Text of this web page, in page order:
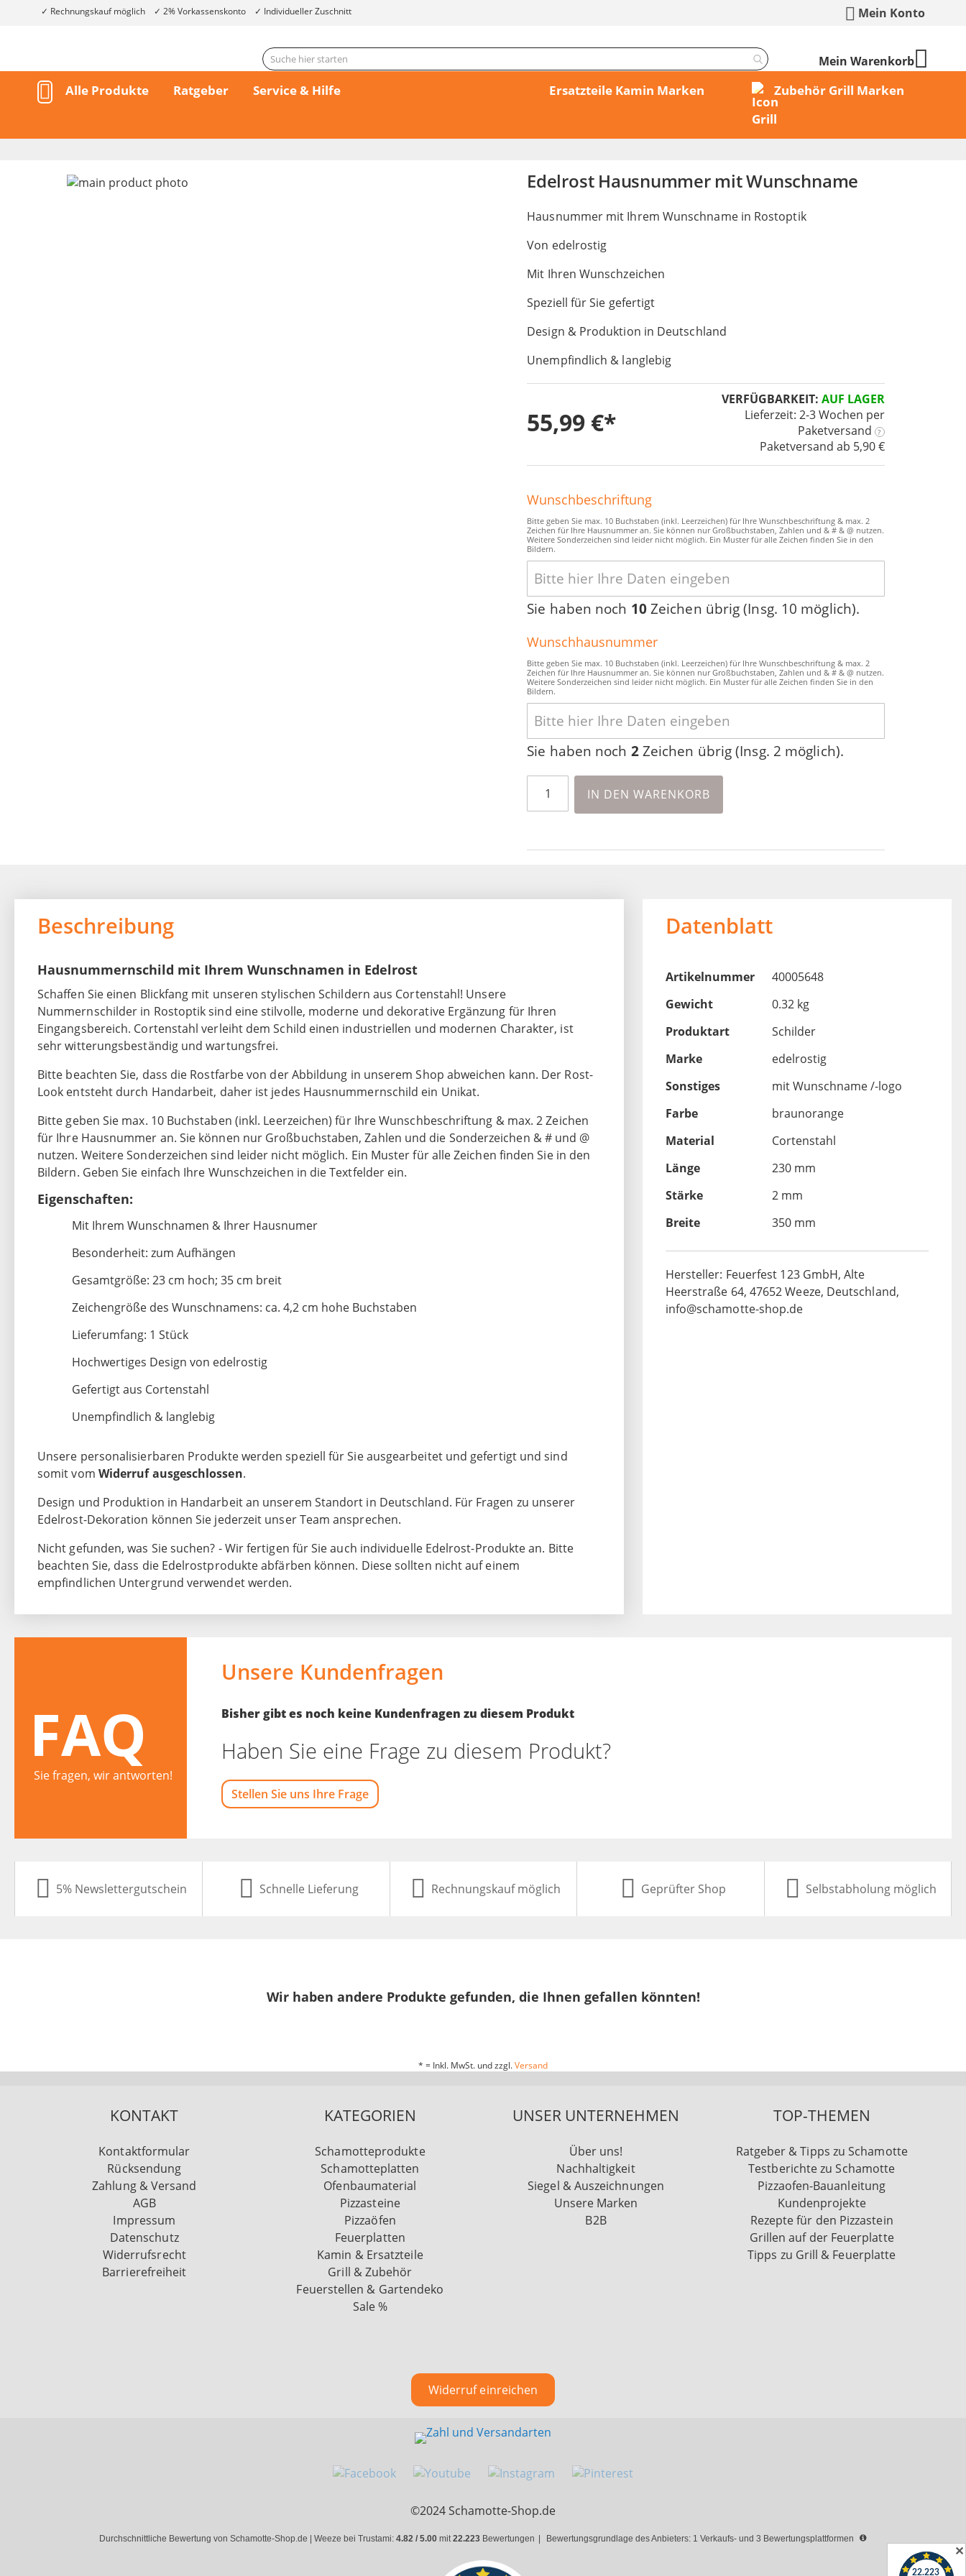
Rechnungskauf möglich 2% Vorkassenskonto Individueller Zuschnitt Mein Konto
Mein Warenkorb
Alle Produkte Ratgeber Service & Hilfe Ersatzteile Kamin Marken Zubehör Grill Marken
Edelrost Hausnummer mit Wunschname
Hausnummer mit Ihrem Wunschname in Rostoptik
Von edelrostig
Mit Ihren Wunschzeichen
Speziell für Sie gefertigt
Design & Produktion in Deutschland
Unempfindlich & langlebig
VERFÜGBARKEIT: AUF LAGER
Lieferzeit: 2-3 Wochen per
Paketversand
?
Paketversand ab 5,90 €
55,99 €
Wunschbeschriftung
Bitte geben Sie max. 10 Buchstaben (inkl. Leerzeichen) für Ihre Wunschbeschriftung & max. 2
Zeichen für Ihre Hausnummer an. Sie können nur Großbuchstaben, Zahlen und & # & @ nutzen.
Weitere Sonderzeichen sind leider nicht möglich. Ein Muster für alle Zeichen finden Sie in den
Bildern.
Sie haben noch 10Zeichen übrig (Insg. 10 möglich).
Wunschhausnummer
Bitte geben Sie max. 10 Buchstaben (inkl. Leerzeichen) für Ihre Wunschbeschriftung & max. 2
Zeichen für Ihre Hausnummer an. Sie können nur Großbuchstaben, Zahlen und & # & @ nutzen.
Weitere Sonderzeichen sind leider nicht möglich. Ein Muster für alle Zeichen finden Sie in den
Bildern.
Sie haben noch 2Zeichen übrig (Insg. 2 möglich).
IN DEN WARENKORB
Skip
Beschreibung
Hausnummernschild mit Ihrem Wunschnamen in Edelrost
Schaffen Sie einen Blickfang mit unseren stylischen Schildern aus Cortenstahl! Unsere
Nummernschilder in Rostoptik sind eine stilvolle, moderne und dekorative Ergänzung für Ihren
Eingangsbereich. Cortenstahl verleiht dem Schild einen industriellen und modernen Charakter, ist
sehr witterungsbeständig und wartungsfrei.
Bitte beachten Sie, dass die Rostfarbe von der Abbildung in unserem Shop abweichen kann. Der Rost-
Look entsteht durch Handarbeit, daher ist jedes Hausnummernschild ein Unikat.
Bitte geben Sie max. 10 Buchstaben (inkl. Leerzeichen) für Ihre Wunschbeschriftung & max. 2 Zeichen
für Ihre Hausnummer an. Sie können nur Großbuchstaben, Zahlen und die Sonderzeichen & # und @
nutzen. Weitere Sonderzeichen sind leider nicht möglich. Ein Muster für alle Zeichen finden Sie in den
Bildern. Geben Sie einfach Ihre Wunschzeichen in die Textfelder ein.
Eigenschaften:
Mit Ihrem Wunschnamen & Ihrer Hausnumer
Besonderheit: zum Aufhängen
Gesamtgröße: 23 cm hoch; 35 cm breit
Zeichengröße des Wunschnamens: ca. 4,2 cm hohe Buchstaben
Lieferumfang: 1 Stück
Hochwertiges Design von edelrostig
Gefertigt aus Cortenstahl
Unempfindlich & langlebig
Unsere personalisierbaren Produkte werden speziell für Sie ausgearbeitet und gefertigt und sind
somit vom Widerruf ausgeschlossen.
Design und Produktion in Handarbeit an unserem Standort in Deutschland. Für Fragen zu unserer
Edelrost-Dekoration können Sie jederzeit unser Team ansprechen.
Nicht gefunden, was Sie suchen? - Wir fertigen für Sie auch individuelle Edelrost-Produkte an. Bitte
beachten Sie, dass die Edelrostprodukte abfärben können. Diese sollten nicht auf einem
empfindlichen Untergrund verwendet werden.
Datenblatt
Artikelnummer
40005648
Gewicht
0.32 kg
Produktart
Schilder
Marke
edelrostig
Sonstiges
mit Wunschname /-logo
Farbe
braunorange
Material
Cortenstahl
Länge
230 mm
Stärke
2 mm
Breite
350 mm
Hersteller: Feuerfest 123 GmbH, Alte
Heerstraße 64, 47652 Weeze, Deutschland,
info@schamotte-shop.de
FAQ
Sie fragen, wir antworten!
Unsere Kundenfragen
Bisher gibt es noch keine Kundenfragen zu diesem Produkt
Haben Sie eine Frage zu diesem Produkt?
Stellen Sie uns Ihre Frage
5% Newslettergutschein Schnelle Lieferung Rechnungskauf möglich Geprüfter Shop Selbstabholung möglich
Wir haben andere Produkte gefunden, die Ihnen gefallen könnten!
* = Inkl. MwSt. und zzgl.Versand
KONTAKT
Kontaktformular
Rücksendung
Zahlung & Versand
AGB
Impressum
Datenschutz
Widerrufsrecht
Barrierefreiheit
KATEGORIEN
Schamotteprodukte
Schamotteplatten
Ofenbaumaterial
Pizzasteine
Pizzaöfen
Feuerplatten
Kamin & Ersatzteile
Grill & Zubehör
Feuerstellen & Gartendeko
Sale %
UNSER UNTERNEHMEN
Über uns!
Nachhaltigkeit
Siegel & Auszeichnungen
Unsere Marken
B2B
TOP-THEMEN
Ratgeber & Tipps zu Schamotte
Testberichte zu Schamotte
Pizzaofen-Bauanleitung
Kundenprojekte
Rezepte für den Pizzastein
Grillen auf der Feuerplatte
Tipps zu Grill & Feuerplatte
Widerruf einreichen
©2024 Schamotte-Shop.de
Durchschnittliche Bewertung von Schamotte-Shop.de | Weeze bei Trustami: 4.82 / 5.00mit22.223 Bewertungen Bewertungsgrundlage des Anbieters: 1 Verkaufs- und 3 Bewertungsplattformen
✕